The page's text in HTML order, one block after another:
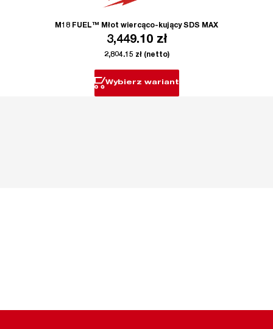
M18 FUEL™ Młot wiercąco-kujący SDS MAX
3,449.10 zł
2,804.15 zł(netto)
Wybierz wariant